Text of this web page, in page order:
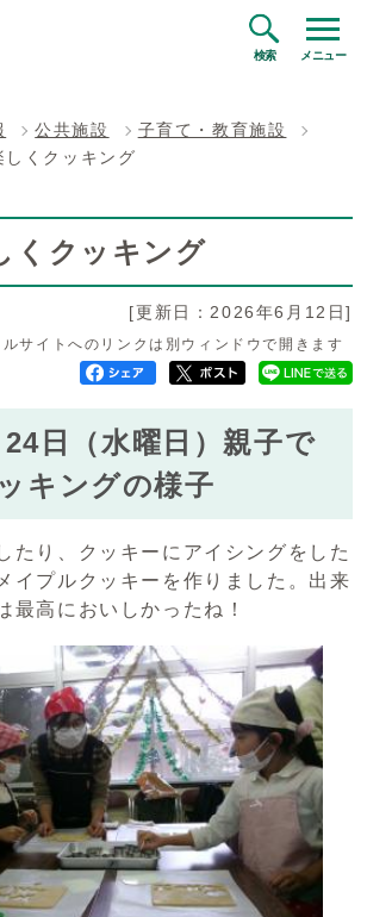
検索 メニュー
公共施設
子育て・教育施設
しくクッキング
くクッキング
[更新日：2026年6月12日]
ルサイトへのリンクは別ウィンドウで開きます
日（水曜日）親子で
キングの様子
たり、クッキーにアイシングをした
イプルクッキーを作りました。出来
最高においしかったね！